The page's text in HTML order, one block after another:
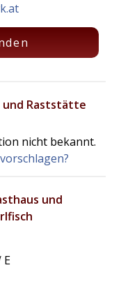
und Raststätte
nicht bekannt.
und
E